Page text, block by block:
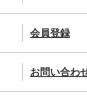
会員登録
お問い合わ